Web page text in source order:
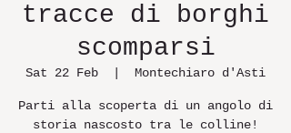
tracce di borghi
scomparsi
Sat 22 Feb Montechiaro d'Asti
Parti alla scoperta di un angolo di
storia nascosto tra le colline!